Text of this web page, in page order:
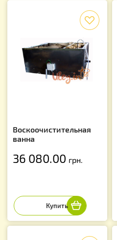
Воскоочистительная
ванна
36 080.00 грн.